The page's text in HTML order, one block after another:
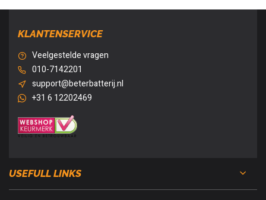
KLANTENSERVICE
Veelgestelde vragen
010-7142201
support@beterbatterij.nl
+31 6 12202469
USEFULL LINKS